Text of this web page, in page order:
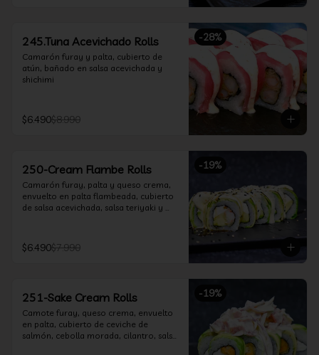
-28%
245.Tuna Acevichado Rolls
Camarón furay y palta, cubierto de
atún, bañado en salsa acevichada y
shichimi
$6.490$8.990
-19%
250-Cream Flambe Rolls
Camarón furay, palta y queso crema,
envuelto en palta flambeada, cubierto
de salsa acevichada, salsa teriyaki y
$6.490$7.990
-19%
251-Sake Cream Rolls
Camote furay, queso crema, envuelto
en palta, cubierto de ceviche de
salmón, cebolla morada, cilantro, salsa